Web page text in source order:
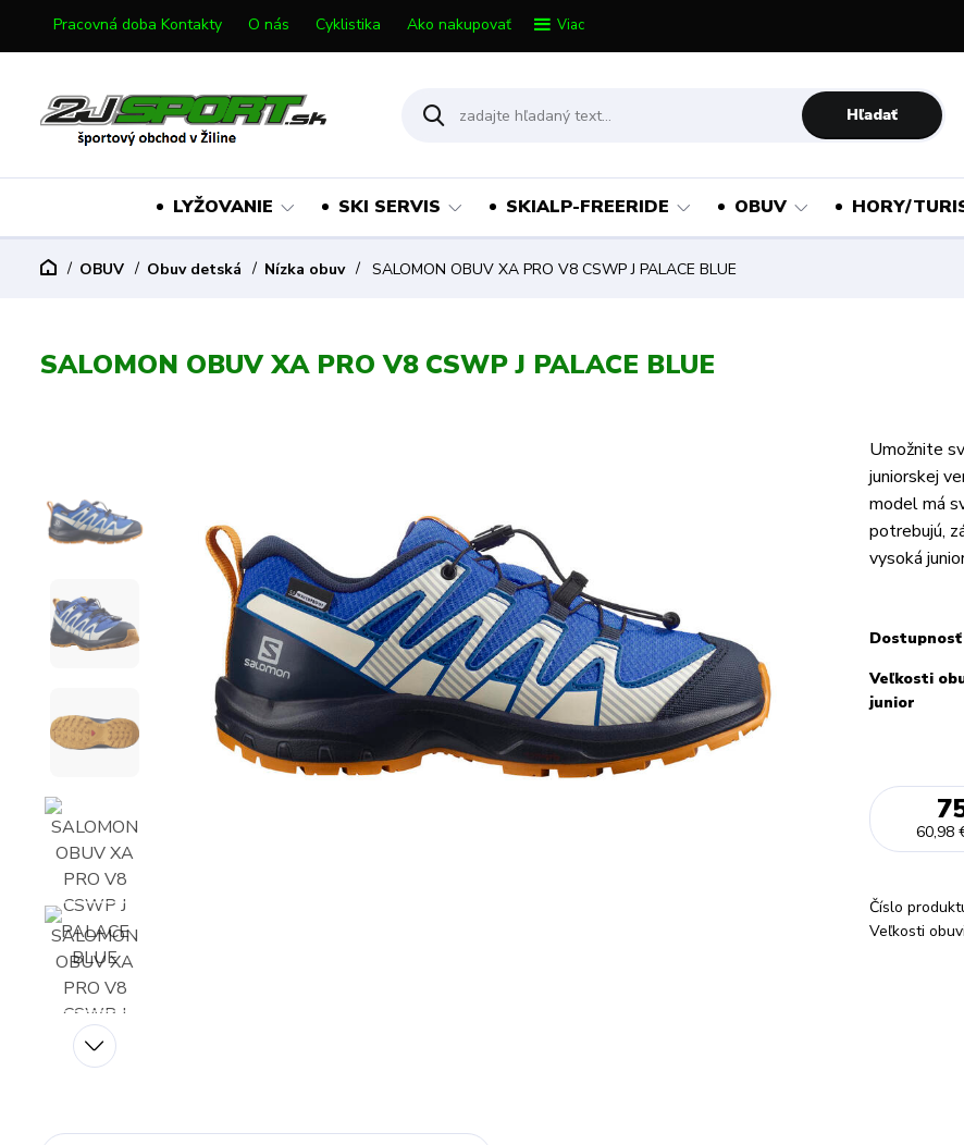
Pracovná doba Kontakty O nás Cyklistika Ako nakupovať Viac
Hľadať
LYŽOVANIE SKI SERVIS SKIALP-FREERIDE OBUV HORY/
OBUV Obuv detská Nízka obuv SALOMON OBUV XA PRO V8 CSWP J PALACE BLUE
SALOMON OBUV XA PRO V8 CSWP J PALACE BLUE
Umožnite
juniorskej
model má
potrebujú,
vysoká
Dostupnosť
Veľkosti
junior
60,98
Číslo
Veľkosti